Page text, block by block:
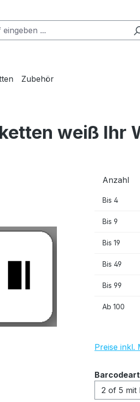
Zubehör
weiß Ihr
Anzahl
Bis 4
Bis 9
Bis 19
Bis 49
Bis 99
Ab 100
Preise inkl.
Barcodeart